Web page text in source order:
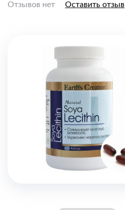
Отзывов нет Оставить отзыв